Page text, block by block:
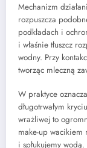
Mechanizm
rozpuszcza
podkładach i
i właśnie tłuszcz
wodny. Przy
tworząc mleczną
W praktyce
długotrwałym
wrażliwej to
make-up wacikiem
i spłukujemy